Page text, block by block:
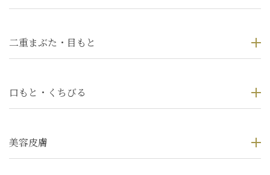
二重まぶた・目もと
口もと・くちびる
美容皮膚